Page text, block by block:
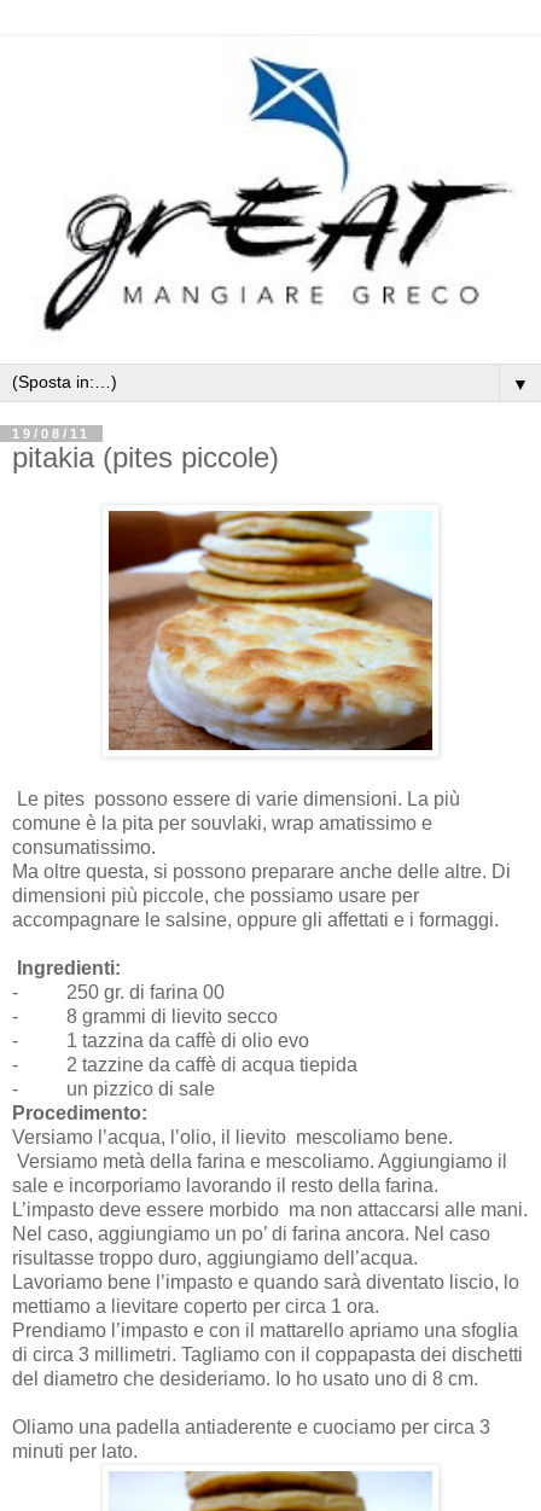
▼
19/08/11
pitakia (pites piccole)
Le pites possono essere di varie dimensioni. La più
comune è la pita per souvlaki, wrap amatissimo e
consumatissimo.
Ma oltre questa, si possono preparare anche delle altre. Di
dimensioni più piccole, che possiamo usare per
accompagnare le salsine, oppure gli affettati e i formaggi.
Ingredienti:
-
250 gr. di farina 00
-
8 grammi di lievito secco
-
1 tazzina da caffè di olio evo
-
2 tazzine da caffè di acqua tiepida
-
un pizzico di sale
Procedimento:
Versiamo l’acqua, l’olio, il lievito mescoliamo bene.
Versiamo metà della farina e mescoliamo. Aggiungiamo il
sale e incorporiamo lavorando il resto della farina.
L’impasto deve essere morbido ma non attaccarsi alle mani.
Nel caso, aggiungiamo un po’ di farina ancora. Nel caso
risultasse troppo duro, aggiungiamo dell’acqua.
Lavoriamo bene l’impasto e quando sarà diventato liscio, lo
mettiamo a lievitare coperto per circa 1 ora.
Prendiamo l’impasto e con il mattarello apriamo una sfoglia
di circa 3 millimetri. Tagliamo con il coppapasta dei dischetti
del diametro che desideriamo. Io ho usato uno di 8 cm.
Oliamo una padella antiaderente e cuociamo per circa 3
minuti per lato.